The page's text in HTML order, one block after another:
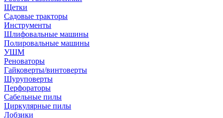
Щетки
Садовые тракторы
Инструменты
Шлифовальные машины
Полировальные машины
УШМ
Реноваторы
Гайковерты/винтоверты
Шуруповерты
Перфораторы
Сабельные пилы
Циркулярные пилы
Лобзики